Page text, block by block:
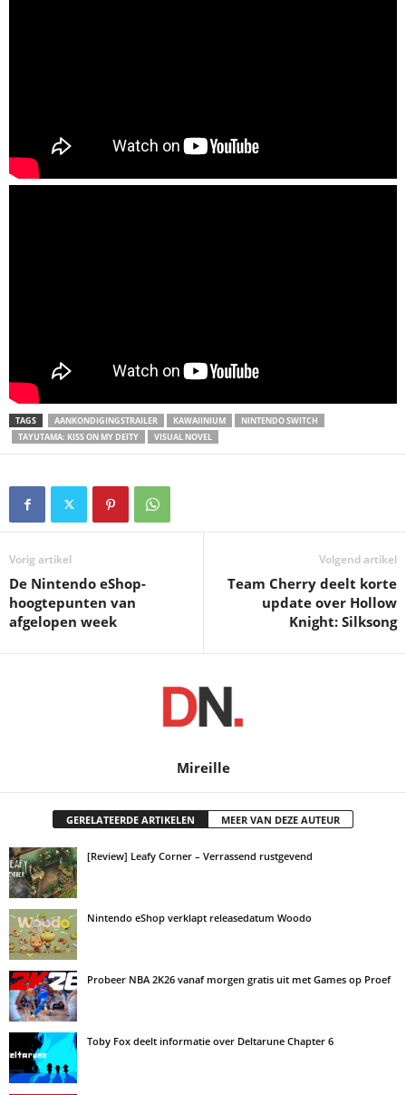
TAGS AANKONDIGINGSTRAILER KAWAIINIUM
NINTENDO SWITCH
TAYUTAMA: KISS ON MY DEITY
VISUAL NOVEL
Vorig artikel
De Nintendo eShop-
hoogtepunten van
afgelopen week
Volgend artikel
Team Cherry deelt korte
update over Hollow
Knight: Silksong
Mireille
GERELATEERDE ARTIKELEN MEER VAN DEZE AUTEUR
[Review] Leafy Corner – Verrassend rustgevend
Nintendo eShop verklapt releasedatum Woodo
Probeer NBA 2K26 vanaf morgen gratis uit met Games op Proef
Toby Fox deelt informatie over Deltarune Chapter 6